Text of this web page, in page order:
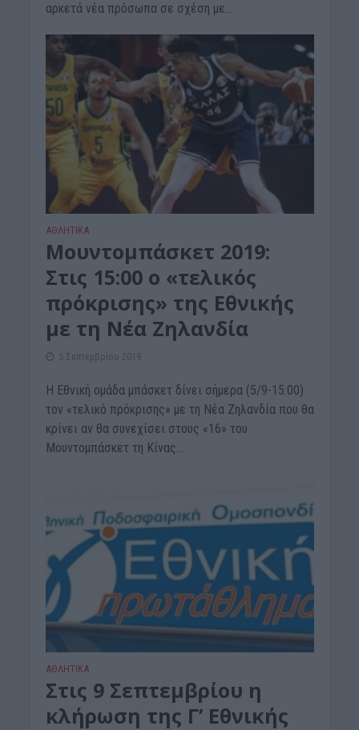
αρκετά νέα πρόσωπα σε σχέση με...
ΑΘΛΗΤΙΚΑ
Μουντομπάσκετ 2019:
Στις 15:00 ο «τελικός
πρόκρισης» της Εθνικής
με τη Νέα Ζηλανδία
5 Σεπτεμβρίου 2019
Η Εθνική ομάδα μπάσκετ δίνει σήμερα (5/9-15:00)
τον «τελικό πρόκρισης» με τη Νέα Ζηλανδία που θα
κρίνει αν θα συνεχίσει στους «16» του
Μουντομπάσκετ τη Κίνας...
ΑΘΛΗΤΙΚΑ
Στις 9 Σεπτεμβρίου η
κλήρωση της Γ’ Εθνικής